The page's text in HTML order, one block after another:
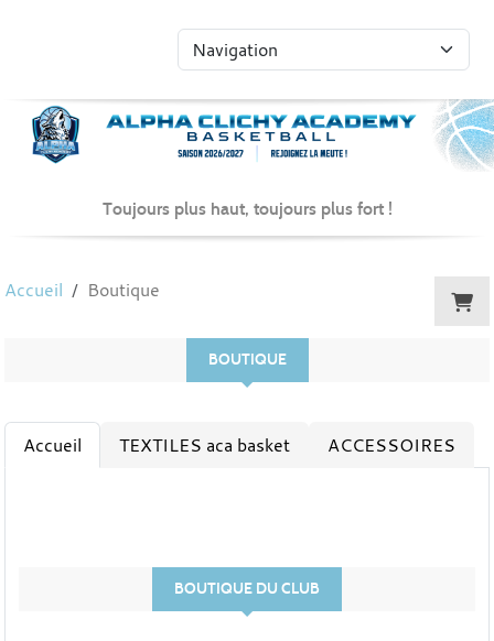
Toujours plus haut, toujours plus fort !
Accueil Boutique
BOUTIQUE
Accueil TEXTILES aca basket ACCESSOIRES
BOUTIQUE DU CLUB